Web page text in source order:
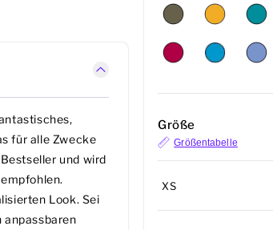
für alle Zwecke
und wird
Look. Sei
anpassbaren
Größe
Größentabelle
XS